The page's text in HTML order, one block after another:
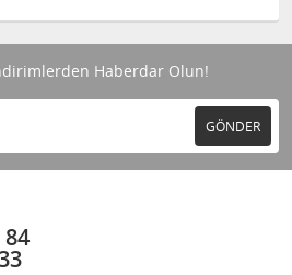
Haberdar Olun!
GÖNDER
84